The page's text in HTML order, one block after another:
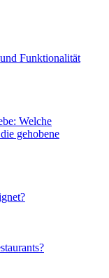
Funktionalität
Welche
gehobene